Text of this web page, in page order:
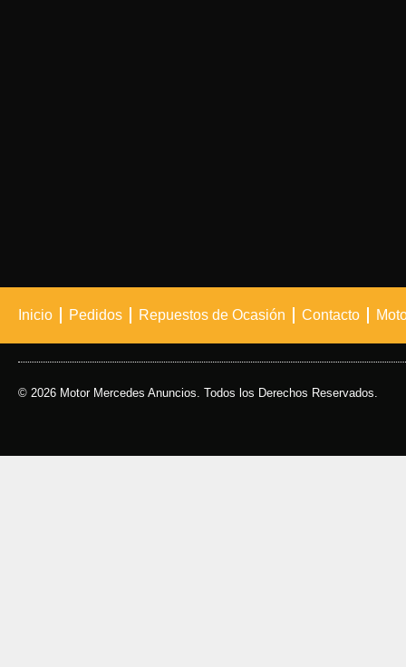
Inicio Pedidos Repuestos de Ocasión Contacto
© 2026 Motor Mercedes Anuncios. Todos los Derechos Reservados.